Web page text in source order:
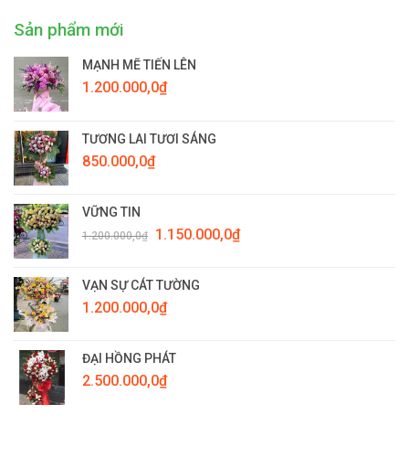
Sản phẩm mới
MẠNH MẼ TIẾN LÊN
1.200.000,0₫
TƯƠNG LAI TƯƠI SÁNG
850.000,0₫
VỮNG TIN
1.200.000,0₫
Giá
1.200.000,0₫.
1.150.000,0₫Giá
VẠN SỰ CÁT TƯỜNG
1.200.000,0₫
ĐẠI HỒNG PHÁT
2.500.000,0₫